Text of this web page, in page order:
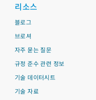
리소스
블로그
브로셔
자주 묻는 질문
규정 준수 관련 정보
기술 데이터시트
기술 자료